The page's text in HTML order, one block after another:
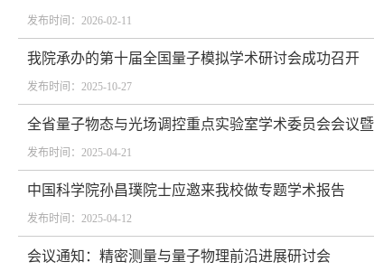
发布时间：2026-02-11
我院承办的第十届全国量子模拟学术研讨会成功召开
发布时间：2025-10-27
全省量子物态与光场调控重点实验室学术委员会会议
发布时间：2025-04-21
中国科学院孙昌璞院士应邀来我校做专题学术报告
发布时间：2025-04-12
会议通知：精密测量与量子物理前沿进展研讨会